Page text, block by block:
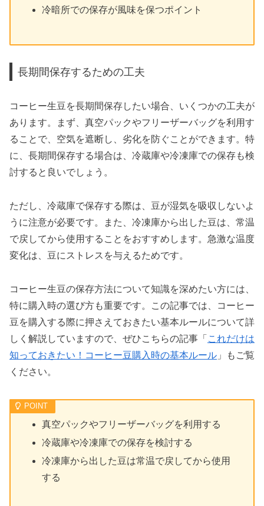
冷暗所での保存が風味を保つポイント
長期間保存するための工夫
コーヒー生豆を長期間保存したい場合、いくつかの工夫が
あります。まず、真空パックやフリーザーバッグを利用す
ることで、空気を遮断し、劣化を防ぐことができます。特
に、長期間保存する場合は、冷蔵庫や冷凍庫での保存も検
討すると良いでしょう。
ただし、冷蔵庫で保存する際は、豆が湿気を吸収しないよ
うに注意が必要です。また、冷凍庫から出した豆は、常温
で戻してから使用することをおすすめします。急激な温度
変化は、豆にストレスを与えるためです。
コーヒー生豆の保存方法について知識を深めたい方には、
特に購入時の選び方も重要です。この記事では、コーヒー
豆を購入する際に押さえておきたい基本ルールについて詳
しく解説していますので、ぜひこちらの記事「 これだけは
知っておきたい！コーヒー豆購入時の基本ルール 」もご覧
ください。
真空パックやフリーザーバッグを利用する
冷蔵庫や冷凍庫での保存を検討する
冷凍庫から出した豆は常温で戻してから使用
する